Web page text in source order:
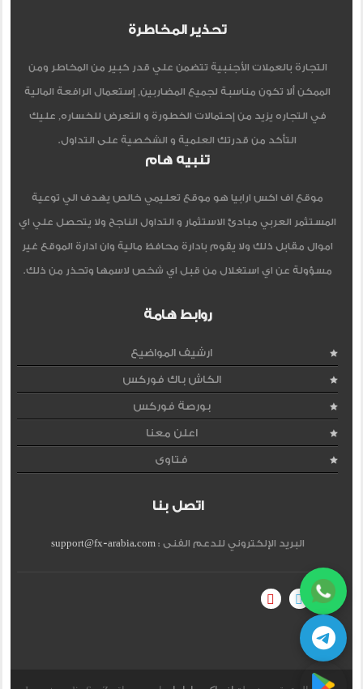
تحذير المخاطرة
التجارة بالعملات الأجنبية تتضمن علي قدر كبير من المخاطر ومن
الممكن ألا تكون مناسبة لجميع المضاربين, إستعمال الرافعة المالية
في التجاره يزيد من إحتمالات الخطورة و التعرض للخساره, عليك
التأكد من قدرتك العلمية و الشخصية على التداول.
تنبيه هام
موقع اف اكس ارابيا هو موقع تعليمي خالص يهدف الي توعية
المستثمر العربي مبادئ الاستثمار و التداول الناجح ولا يتحصل علي اي
اموال مقابل ذلك ولا يقوم بادارة محافظ مالية وان ادارة الموقع غير
مسؤولة عن اي استغلال من قبل اي شخص لاسمها وتحذر من ذلك.
روابط هامة
ارشيف المواضيع
الكاش باك فوركس
بورصة فوركس
اعلن معنا
فتاوى
اتصل بنا
البريد الإلكتروني للدعم الفنى :support@fx-arabia.com